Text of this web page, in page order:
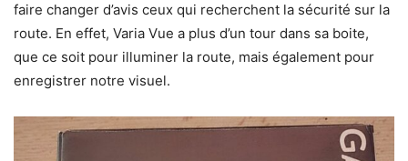
faire changer d’avis ceux qui recherchent la sécurité sur la
route. En effet, Varia Vue a plus d’un tour dans sa boite,
que ce soit pour illuminer la route, mais également pour
enregistrer notre visuel.